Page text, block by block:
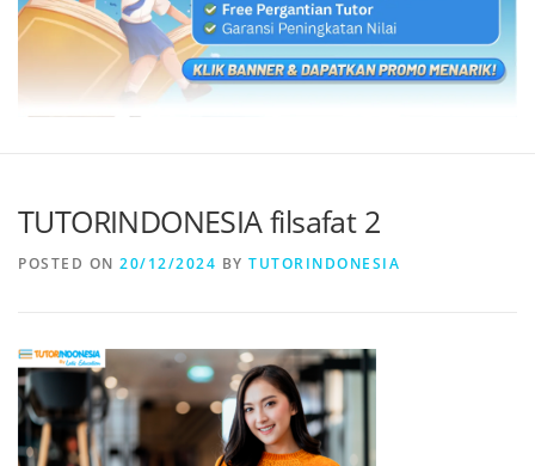
BLOG DAFTAR SEKOLAH
TUTORINDONESIA filsafat 2
POSTED ON 20/12/2024 BY TUTORINDONESIA